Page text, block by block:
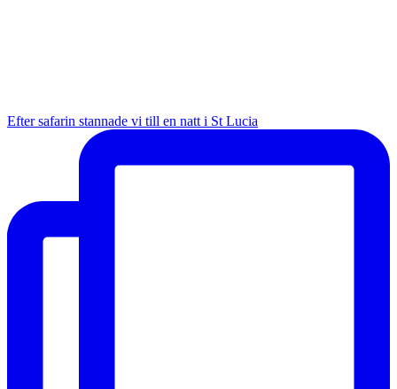
Efter safarin stannade vi till en natt i St Lucia